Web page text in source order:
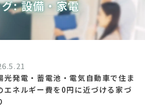
グ:設備・家電
光発電・蓄電池・電気自動車で住ま
エネルギー費を0円に近づける家づ